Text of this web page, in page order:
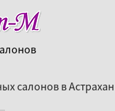
салонов в